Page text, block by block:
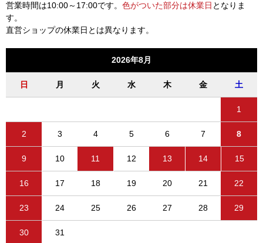
営業時間は10:00～17:00です。 色がついた部分は休業日 となりま
す。
直営ショップの休業日とは異なります。
2026年8月
日 月 火 水 木 金 土
1
2 3 4 5 6 7 8
9 10 11 12 13 14 15
16 17 18 19 20 21 22
23 24 25 26 27 28 29
30 31